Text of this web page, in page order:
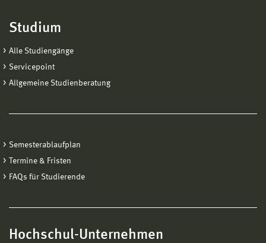
Studium
Alle Studiengänge
Servicepoint
Allgemeine Studienberatung
Semesterablaufplan
Termine & Fristen
FAQs für Studierende
Hochschul-Unternehmen